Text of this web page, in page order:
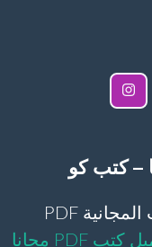
موقع كتب كو لـ تحميل الكتب المجانية PDF
تحميل كتب PDF مجانا